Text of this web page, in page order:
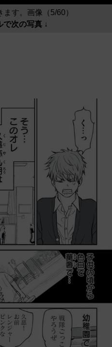
す。画像（5/60）
で次の写真 ↓